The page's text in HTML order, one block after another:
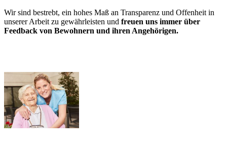
Wir sind bestrebt, ein hohes Maß an Transparenz und Offenheit in
unserer Arbeit zu gewährleisten und freuen uns immer über
Feedback von Bewohnern und ihren Angehörigen.